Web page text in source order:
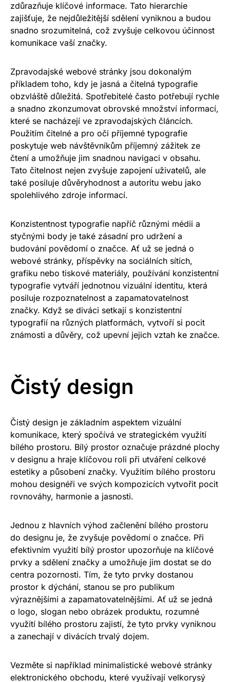
zdůrazňuje klíčové informace. Tato hierarchie
zajišťuje, že nejdůležitější sdělení vyniknou a budou
snadno srozumitelná, což zvyšuje celkovou účinnost
komunikace vaší značky.
Zpravodajské webové stránky jsou dokonalým
příkladem toho, kdy je jasná a čitelná typografie
obzvláště důležitá. Spotřebitelé často potřebují rychle
a snadno zkonzumovat obrovské množství informací,
které se nacházejí ve zpravodajských článcích.
Použitím čitelné a pro oči příjemné typografie
poskytuje web návštěvníkům příjemný zážitek ze
čtení a umožňuje jim snadnou navigaci v obsahu.
Tato čitelnost nejen zvyšuje zapojení uživatelů, ale
také posiluje důvěryhodnost a autoritu webu jako
spolehlivého zdroje informací.
Konzistentnost typografie napříč různými médii a
styčnými body je také zásadní pro udržení a
budování povědomí o značce. Ať už se jedná o
webové stránky, příspěvky na sociálních sítích,
grafiku nebo tiskové materiály, používání konzistentní
typografie vytváří jednotnou vizuální identitu, která
posiluje rozpoznatelnost a zapamatovatelnost
značky. Když se diváci setkají s konzistentní
typografií na různých platformách, vytvoří si pocit
známosti a důvěry, což upevní jejich vztah ke značce.
Čistý design
Čistý design je základním aspektem vizuální
komunikace, který spočívá ve strategickém využití
bílého prostoru. Bílý prostor označuje prázdné plochy
v designu a hraje klíčovou roli při utváření celkové
estetiky a působení značky. Využitím bílého prostoru
mohou designéři ve svých kompozicích vytvořit pocit
rovnováhy, harmonie a jasnosti.
Jednou z hlavních výhod začlenění bílého prostoru
do designu je, že zvyšuje povědomí o značce. Při
efektivním využití bílý prostor upozorňuje na klíčové
prvky a sdělení značky a umožňuje jim dostat se do
centra pozornosti. Tím, že tyto prvky dostanou
prostor k dýchání, stanou se pro publikum
výraznějšími a zapamatovatelnějšími. Ať už se jedná
o logo, slogan nebo obrázek produktu, rozumné
využití bílého prostoru zajistí, že tyto prvky vyniknou
a zanechají v divácích trvalý dojem.
Vezměte si například minimalistické webové stránky
elektronického obchodu, které využívají velkorysý